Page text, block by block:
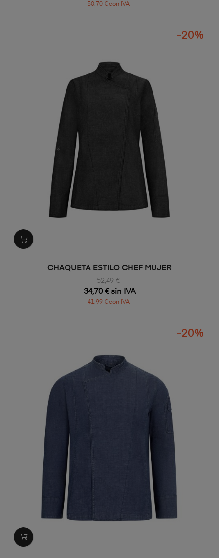
50,70 € con IVA
CHAQUETA ESTILO CHEF MUJER
52,49 €
-20%
34,70 € sin IVA
41,99 € con IVA
-20%